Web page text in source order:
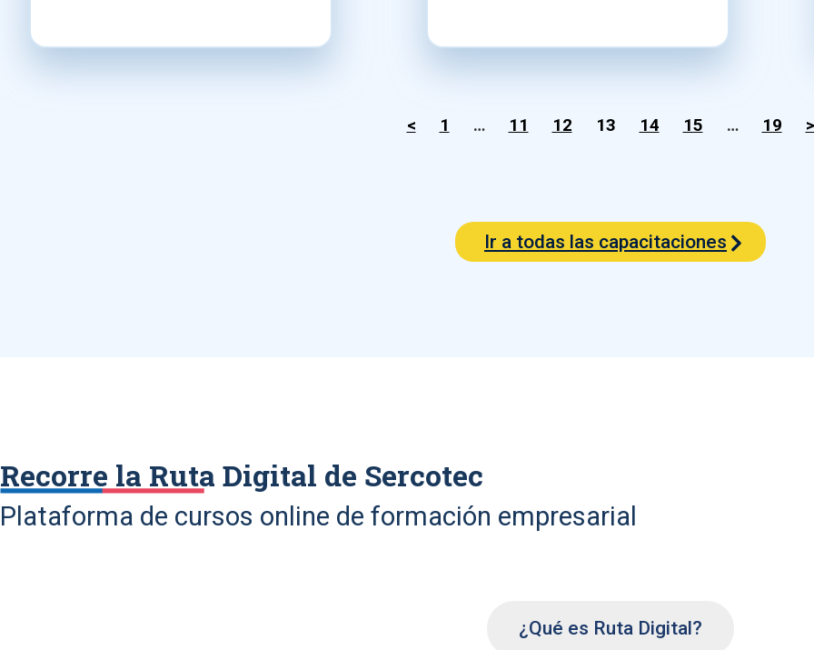
< 1 … 11 12 13 14 15 … 19 >
Ir a todas las capacitaciones
Recorre la Ruta Digital de Sercotec
Plataforma de cursos online de formación empresarial
¿Qué es Ruta Digital?